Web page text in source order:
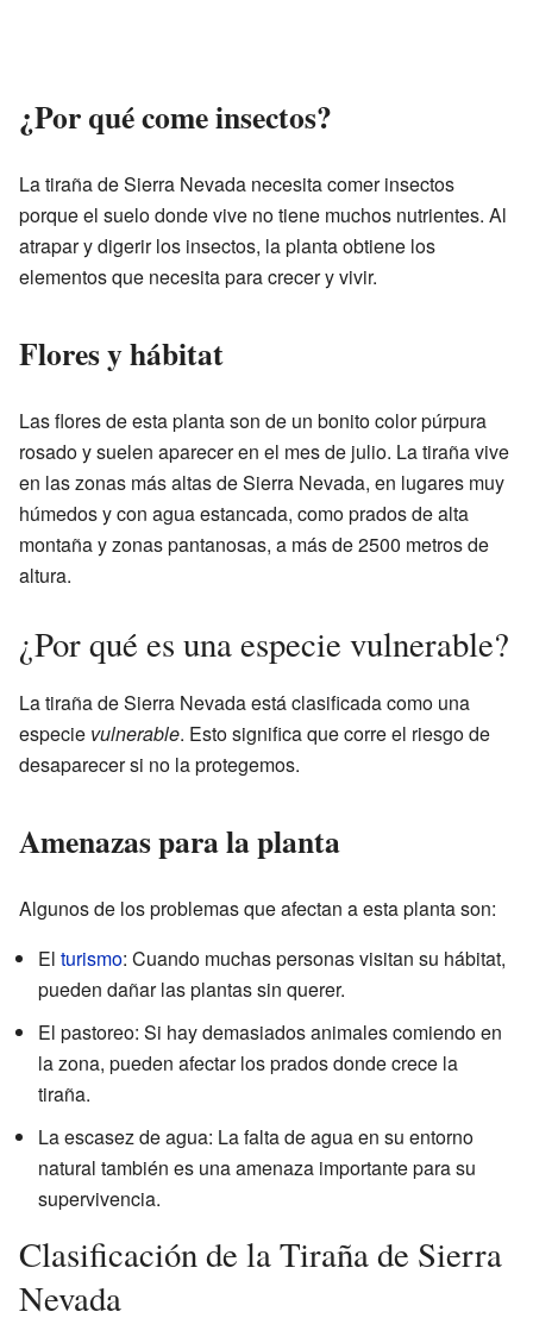
¿Por qué come insectos?
La tiraña de Sierra Nevada necesita comer insectos
porque el suelo donde vive no tiene muchos nutrientes. Al
atrapar y digerir los insectos, la planta obtiene los
elementos que necesita para crecer y vivir.
Flores y hábitat
Las flores de esta planta son de un bonito color púrpura
rosado y suelen aparecer en el mes de julio. La tiraña vive
en las zonas más altas de Sierra Nevada, en lugares muy
húmedos y con agua estancada, como prados de alta
montaña y zonas pantanosas, a más de 2500 metros de
altura.
¿Por qué es una especie vulnerable?
La tiraña de Sierra Nevada está clasificada como una
especie vulnerable. Esto significa que corre el riesgo de
desaparecer si no la protegemos.
Amenazas para la planta
Algunos de los problemas que afectan a esta planta son:
El turismo: Cuando muchas personas visitan su hábitat,
pueden dañar las plantas sin querer.
El pastoreo: Si hay demasiados animales comiendo en
la zona, pueden afectar los prados donde crece la
tiraña.
La escasez de agua: La falta de agua en su entorno
natural también es una amenaza importante para su
supervivencia.
Clasificación de la Tiraña de Sierra
Nevada